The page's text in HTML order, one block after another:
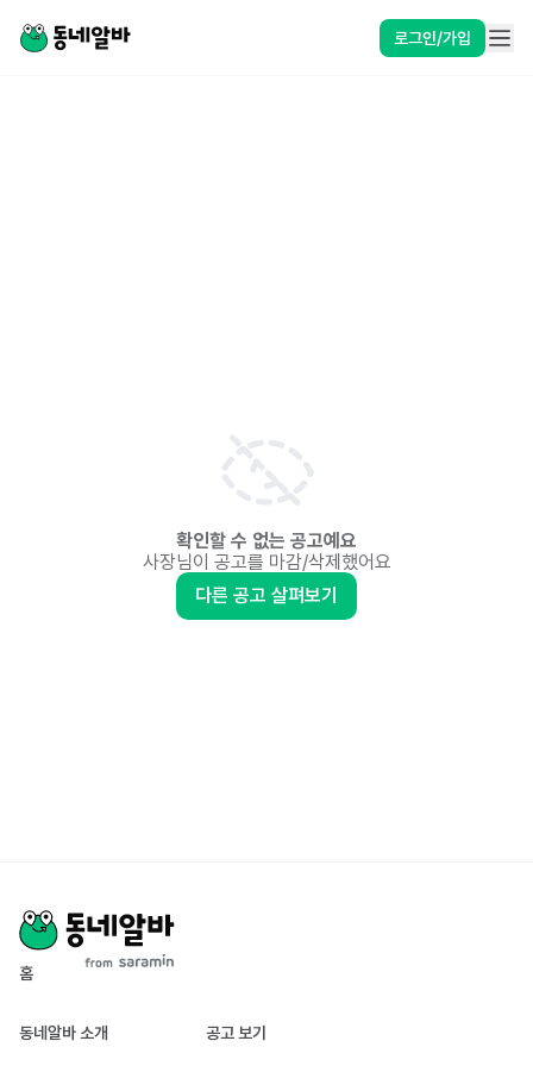
로그인/가입
확인할 수 없는 공고예요
사장님이 공고를 마감/삭제했어요
다른 공고 살펴보기
홈
동네알바 소개 공고 보기